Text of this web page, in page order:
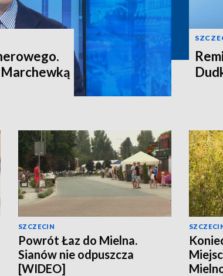
SZCZECIN
Powrót Łaz do Mielna.
Sianów nie odpuszcza
[WIDEO]